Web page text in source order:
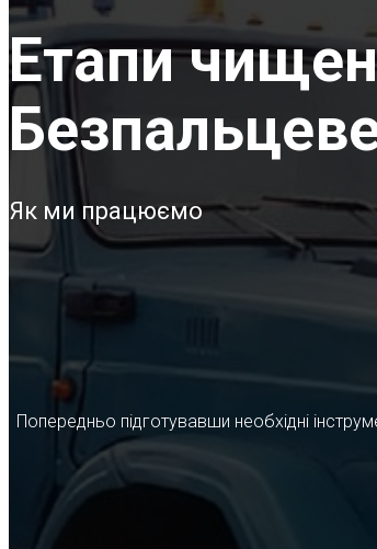
Етапи
Як ми працюємо
Попередньо підготувавши необхідні